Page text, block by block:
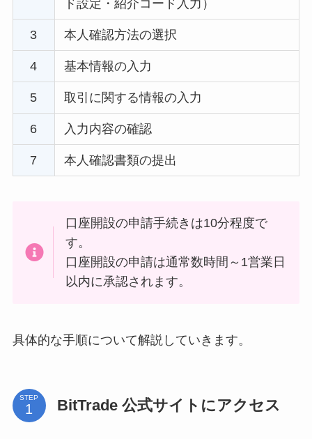
ド設定・紹介コード入力）
3 本人確認方法の選択
4 基本情報の入力
5 取引に関する情報の入力
6 入力内容の確認
7 本人確認書類の提出
口座開設の申請手続きは10分程度で
す。
口座開設の申請は通常数時間～1営業日
以内に承認されます。
具体的な手順について解説していきます。
STEP BitTrade 公式サイトにアクセス